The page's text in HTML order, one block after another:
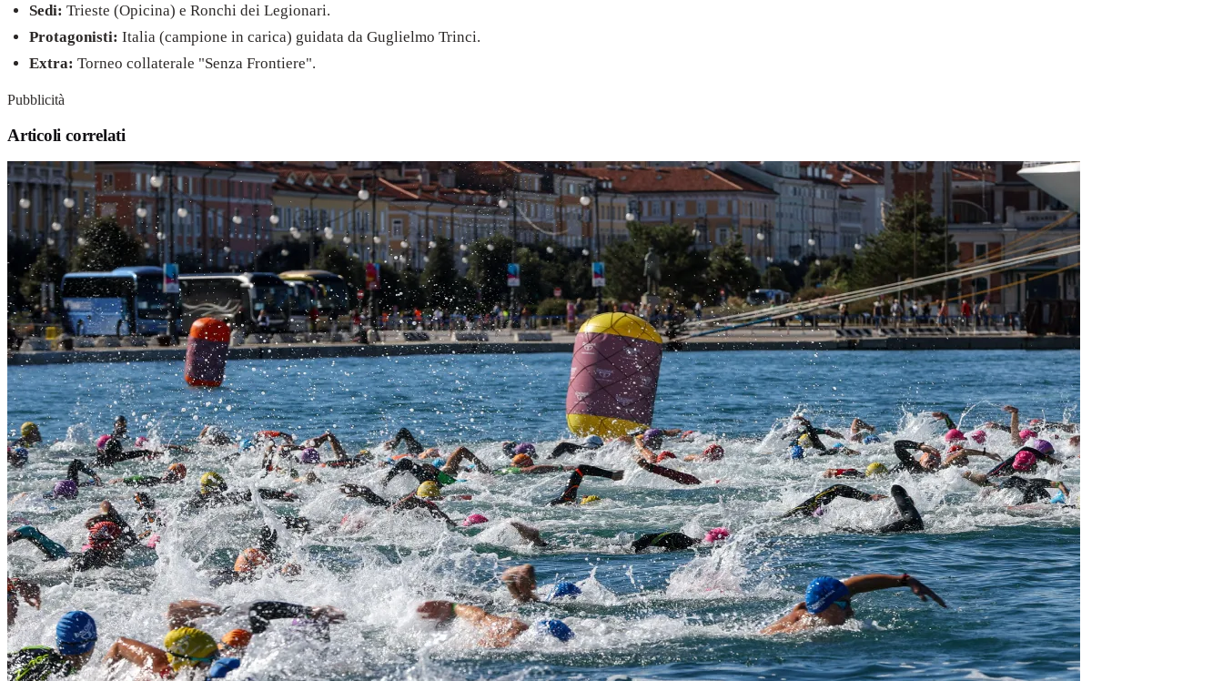
Sedi: Trieste (Opicina) e Ronchi dei Legionari.
Protagonisti: Italia (campione in carica) guidata da Guglielmo Trinci.
Extra: Torneo collaterale "Senza Frontiere".
Pubblicità
Articoli correlati